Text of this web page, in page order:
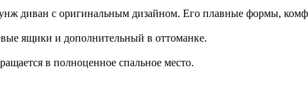
диван с оригинальным дизайном. Его плавные формы,
ящики и дополнительный в оттоманке.
в полноценное спальное место.